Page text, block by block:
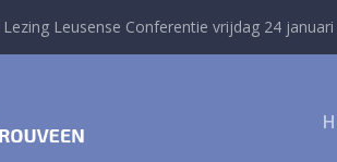
Lezing Leusense Conferentie vrijdag 24 januari